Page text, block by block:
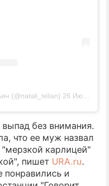
(@natali_telian) 26 Июн 2019 в 10:35 PDT
без внимания.
что ее муж назвал
"мерзкой карлицей"
пишет URA.ru.
понравились и